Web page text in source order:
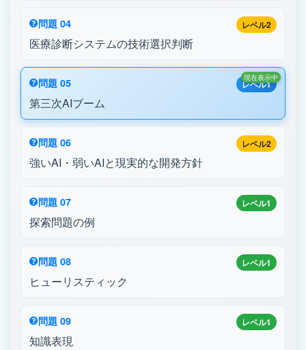
レベル2
問題 04
医療診断システムの技術選択判断
レベル1
問題 05
第三次AIブーム
現在表示中
レベル2
問題 06
強いAI・弱いAIと現実的な開発方針
レベル1
問題 07
探索問題の例
レベル1
問題 08
ヒューリスティック
レベル1
問題 09
知識表現